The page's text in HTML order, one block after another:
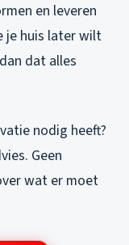
en leveren
je huis later wilt
dat alles
nodig heeft?
Geen
wat er moet